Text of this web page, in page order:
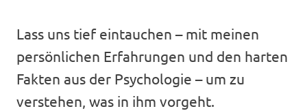
Lass uns tief eintauchen – mit meinen
persönlichen Erfahrungen und den harten
Fakten aus der Psychologie – um zu
verstehen, was in ihm vorgeht.